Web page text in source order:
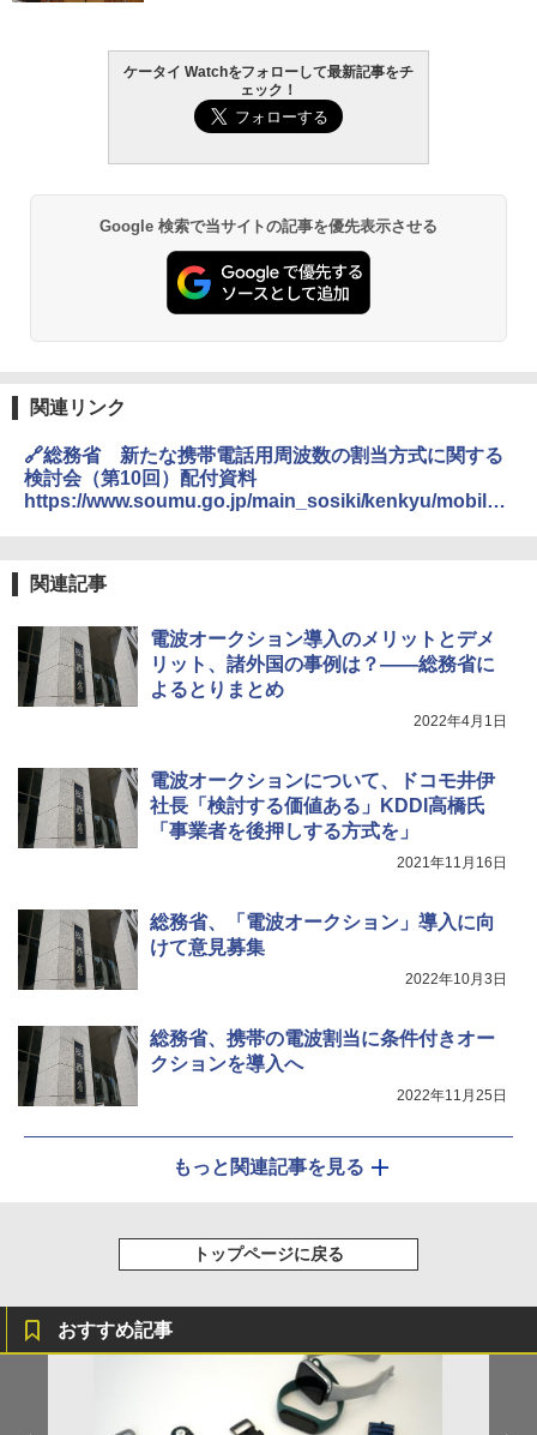
ケータイ Watchをフォローして最新記事をチ
ェック！
Google 検索で当サイトの記事を優先表示させる
関連リンク
🔗総務省 新たな携帯電話用周波数の割当方式に関する
検討会（第10回）配付資料
https://www.soumu.go.jp/main_sosiki/kenkyu/mobile_
関連記事
電波オークション導入のメリットとデメ
リット、諸外国の事例は？――総務省に
よるとりまとめ
2022年4月1日
電波オークションについて、ドコモ井伊
社長「検討する価値ある」KDDI高橋氏
「事業者を後押しする方式を」
2021年11月16日
総務省、「電波オークション」導入に向
けて意見募集
2022年10月3日
総務省、携帯の電波割当に条件付きオー
クションを導入へ
2022年11月25日
もっと関連記事を見る
トップページに戻る
おすすめ記事